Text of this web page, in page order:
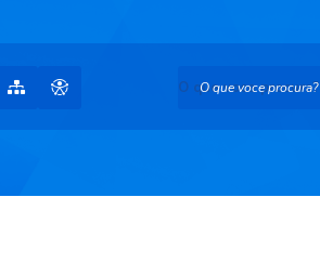
O que voce procura?